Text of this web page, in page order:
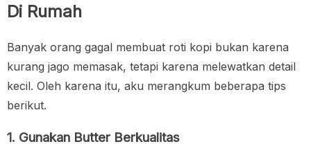
Di Rumah
Banyak orang gagal membuat roti kopi bukan karena
kurang jago memasak, tetapi karena melewatkan detail
kecil. Oleh karena itu, aku merangkum beberapa tips
berikut.
1. Gunakan Butter Berkualitas